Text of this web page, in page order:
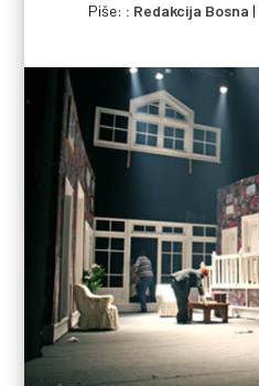
Piše: Redakcija Bosna |